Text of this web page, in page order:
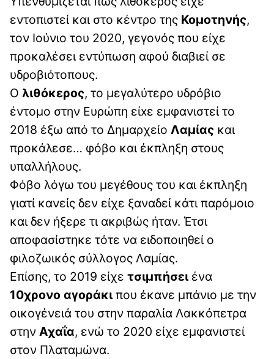
εντοπιστεί και στο κέντρο της Κομοτηνής,
τον Ιούνιο του 2020, γεγονός που είχε
προκαλέσει εντύπωση αφού διαβιεί σε
υδροβιότοπους.
Ο λιθόκερος, το μεγαλύτερο υδρόβιο
έντομο στην Ευρώπη είxε εμφανιστεί το
2018 έξω από το Δημαρχείο Λαμίας και
προκάλεσε… φόβο και έκπληξη στους
υπαλλήλους.
Φόβο λόγω του μεγέθους του και έκπληξη
γιατί κανείς δεν είχε ξαναδεί κάτι παρόμοιο
και δεν ήξερε τι ακριβώς ήταν. Έτσι
αποφασίστηκε τότε να ειδοποιηθεί ο
φιλοζωικός σύλλογος Λαμίας.
Eπίσης, το 2019 είχε τσιμπήσειένα
10χρονο αγοράκιπου έκανε μπάνιο με την
οικογένειά του στην παραλία Λακκόπετρα
στην Αχαΐα, ενώ το 2020 είχε εμφανιστεί
στον Πλαταμώνα.